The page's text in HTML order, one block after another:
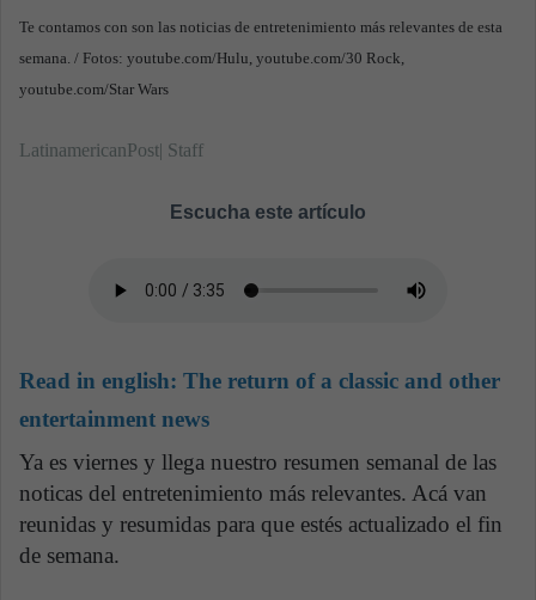
Te contamos con son las noticias de entretenimiento más relevantes de esta
semana. / Fotos: youtube.com/Hulu, youtube.com/30 Rock,
youtube.com/Star Wars
LatinamericanPost| Staff
Escucha este artículo
Read in english: The return of a classic and other
entertainment news
Ya es viernes y llega nuestro resumen semanal de las
noticas del entretenimiento más relevantes. Acá van
reunidas y resumidas para que estés actualizado el fin
de semana.